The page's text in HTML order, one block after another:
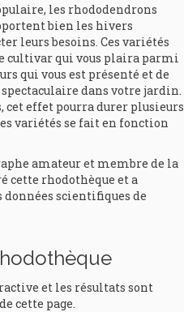
les rhododendrons
bien les hivers
leurs besoins. Ces variétés
cultivar qui vous plaira parmi
qui vous est présenté et de
dans votre jardin.
cet effet pourra durer plusieurs
variétés se fait en fonction
amateur et membre de la
cette rhodothèque et a
données scientifiques de
et les résultats sont
cette page.